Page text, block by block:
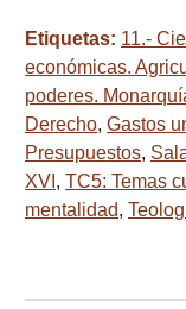
Etiquetas: 11.-
económicas.
poderes.
Derecho, Gastos
Presupuestos,
XVI , TC5: Temas
mentalidad,